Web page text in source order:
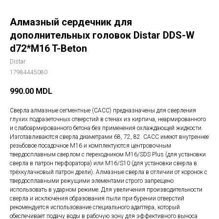
Алмазный сердечник для
дополнительных головок Distar DDS-W
d72*M16 T-Beton
Distar
17984445080
990.00 MDL
Сверла алмазные сегментные (САСС) предназначены для сверления
глухих подразеточных отверстий в стенах из кирпича, неармированного
и слабоармированного бетона без применения охлаждающей жидкости.
Изготавливаются сверла диаметрами 68, 72, 82. САСС имеют внутреннее
резьбовое посадочное М16 и комплектуются центровочным
твердосплавным сверлом с переходником М16/SDS Plus (для установки
сверла в патрон перфоратора) или М16/S10 (для установки сверла в
трёхкулачковый патрон дрели). Алмазные сверла в отличии от коронок с
твердосплавными режущими элементами строго запрещено
использовать в ударном режиме. Для увеличения производительности
сверла и исключения образования пыли при бурении отверстий
рекомендуется использование специального адаптера, который
обеспечивает подачу воды в рабочую зону для эффективного выноса